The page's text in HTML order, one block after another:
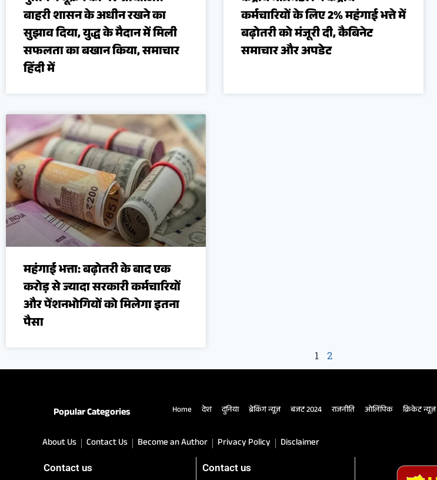
बाहरी शासन के अधीन रखने का
सुझाव दिया, युद्ध के मैदान में मिली
सफलता का बखान किया, समाचार
हिंदी में
कर्मचारियों के लिए 2% महंगाई भत्ते में
बढ़ोतरी को मंजूरी दी, कैबिनेट
समाचार और अपडेट
महंगाई भत्ता: बढ़ोतरी के बाद एक
करोड़ से ज्यादा सरकारी कर्मचारियों
और पेंशनभोगियों को मिलेगा इतना
पैसा
1 2
Popular Categories Home देश दुनिया ब्रेकिंग न्यूज़ बजट 2024 राजनीति ओलिंपिक क्रिकेट न्यूज़
About Us Contact Us Become an Author Privacy Policy Disclaimer
Contact us Contact us